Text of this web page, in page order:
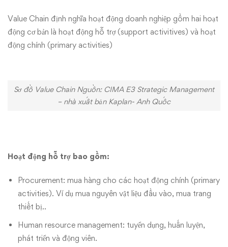
Value Chain định nghĩa hoạt động doanh nghiệp gồm hai hoạt
động cơ bản là hoạt động hỗ trợ (support activitives) và hoạt
động chính (primary activities)
Sơ đồ Value Chain Nguồn: CIMA E3 Strategic Management
– nhà xuất bản Kaplan- Anh Quốc
Hoạt động hỗ trợ bao gồm:
Procurement: mua hàng cho các hoạt động chính (primary
activities). Ví dụ mua nguyên vật liệu đầu vào, mua trang
thiết bị..
Human resource management: tuyển dụng, huấn luyện,
phát triển và động viên.